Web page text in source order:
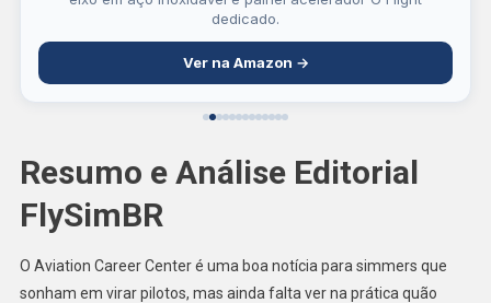
dedicado.
Ver na Amazon →
Resumo e Análise Editorial
FlySimBR
O Aviation Career Center é uma boa notícia para simmers que
sonham em virar pilotos, mas ainda falta ver na prática quão